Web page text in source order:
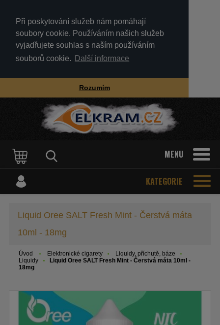
Při poskytování služeb nám pomáhají
soubory cookie. Používáním našich služeb
vyjadřujete souhlas s naším používáním
souborů cookie.
Další informace
Rozumím
MENU
KATEGORIE
Liquid Oree SALT Fresh Mint - Čerstvá máta
10ml - 18mg
Úvod Elektronické cigarety
Liquidy, příchutě, báze
Liquidy
Liquid Oree SALT Fresh Mint - Čerstvá máta 10ml -
18mg